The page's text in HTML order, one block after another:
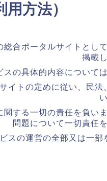
方法）
合ポータルサイトと
掲載
スの具体的内容について
イトの定めに従い、民
する一切の責任を負
問題について一切責任
スの運営の全部又は一